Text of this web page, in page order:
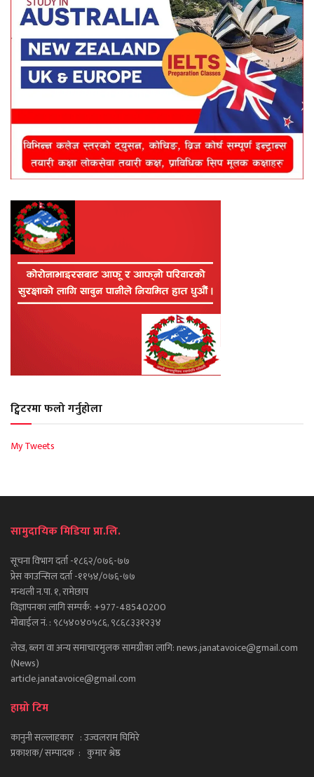
ट्विटरमा फलो गर्नुहोला
My Tweets
सामुदायिक मिडिया प्रा.लि.
सूचना विभाग दर्ता -१८६२/०७६-७७
प्रेस काउन्सिल दर्ता -११५४/०७६-७७
मन्थली न.पा. १, रामेछाप
विज्ञापनका लागि सम्पर्क: +977-48540200
मोबाईल नं. : ९८५४०४०५८६, ९८६८३३१२३४
लेख, ब्लग वा अन्य समाचारमुलक सामग्रीका लागि: news.janatavoice@gmail.com
(News)
article.janatavoice@gmail.com
हाम्रो टिम
कानुनी सल्लाहकार : उज्वलराम घिमिरे
प्रकाशक/ सम्पादक : कुमार श्रेष्ठ